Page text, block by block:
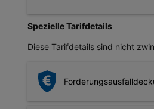
Ein Pferd kann sich nicht nur
Spezielle Tarifdetails
Diese Tarifdetails sind nicht